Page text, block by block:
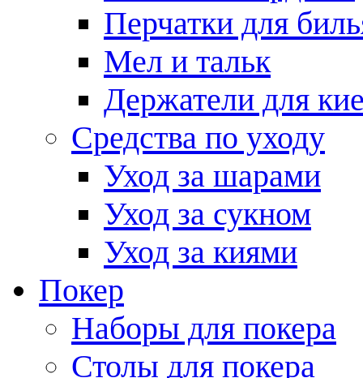
Перчатки для
Мел и тальк
Держатели для
Средства по уходу
Уход за шарами
Уход за сукном
Уход за киями
Покер
Наборы для покера
Столы для покера